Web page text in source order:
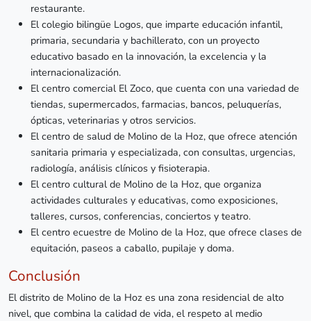
restaurante.
El colegio bilingüe Logos, que imparte educación infantil,
primaria, secundaria y bachillerato, con un proyecto
educativo basado en la innovación, la excelencia y la
internacionalización.
El centro comercial El Zoco, que cuenta con una variedad de
tiendas, supermercados, farmacias, bancos, peluquerías,
ópticas, veterinarias y otros servicios.
El centro de salud de Molino de la Hoz, que ofrece atención
sanitaria primaria y especializada, con consultas, urgencias,
radiología, análisis clínicos y fisioterapia.
El centro cultural de Molino de la Hoz, que organiza
actividades culturales y educativas, como exposiciones,
talleres, cursos, conferencias, conciertos y teatro.
El centro ecuestre de Molino de la Hoz, que ofrece clases de
equitación, paseos a caballo, pupilaje y doma.
Conclusión
El distrito de Molino de la Hoz es una zona residencial de alto
nivel, que combina la calidad de vida, el respeto al medio